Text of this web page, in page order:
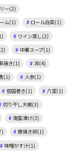
ー(2)
ム(1)
ロール白菜(1)
ワイン蒸し(2)
中華スープ(1)
焼き(1)
丼(4)
(1)
人参(1)
信田巻き(1)
八宝(1)
切り干し大根(3)
南蛮漬け(3)
厚焼き卵(1)
味噌かす汁(1)